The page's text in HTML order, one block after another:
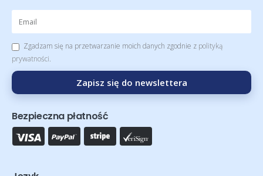
Zgadzam się na przetwarzanie moich danych zgodnie z polityką
prywatności.
Zapisz się do newslettera
Bezpieczna płatność